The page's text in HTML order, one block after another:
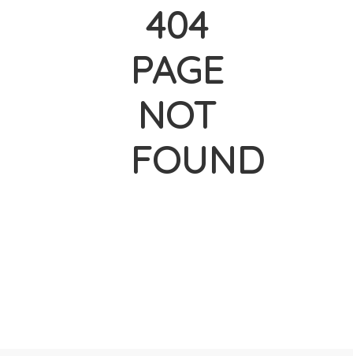
404
PAGE
NOT
FOUND